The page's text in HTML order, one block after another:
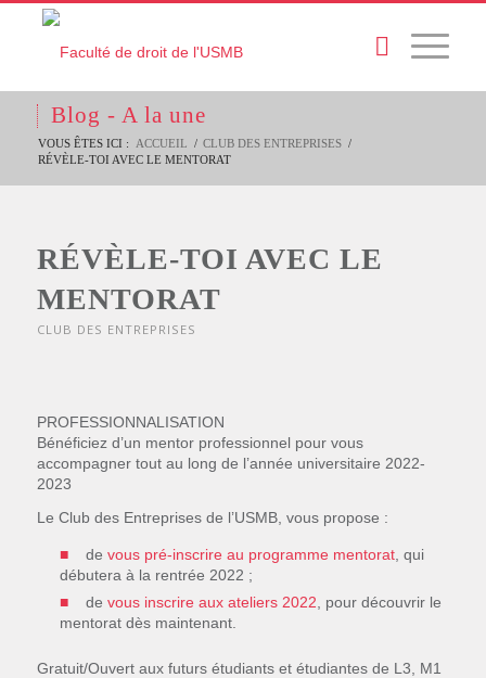
Blog - A la une
VOUS ÊTES ICI : ACCUEIL / CLUB DES ENTREPRISES /
RÉVÈLE-TOI AVEC LE MENTORAT
RÉVÈLE-TOI AVEC LE
MENTORAT
CLUB DES ENTREPRISES
PROFESSIONNALISATION
Bénéficiez d’un mentor professionnel pour vous
accompagner tout au long de l’année universitaire 2022-
2023
Le Club des Entreprises de l’USMB, vous propose :
de vous pré-inscrire au programme mentorat, qui
débutera à la rentrée 2022 ;
de vous inscrire aux ateliers 2022 , pour découvrir le
mentorat dès maintenant.
Gratuit/Ouvert aux futurs étudiants et étudiantes de L3, M1